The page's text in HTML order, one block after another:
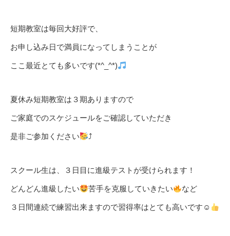
短期教室は毎回大好評で、
お申し込み日で満員になってしまうことが
ここ最近とても多いです(*^_^*)
夏休み短期教室は３期ありますので
ご家庭でのスケジュールをご確認していただき
是非ご参加ください ⤴
スクール生は、３日目に進級テストが受けられます！
どんどん進級したい 苦手を克服していきたい など
３日間連続で練習出来ますので習得率はとても高いです☺